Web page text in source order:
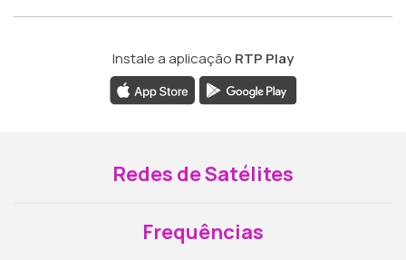
Instale a aplicação RTP Play
Redes de Satélites
Frequências